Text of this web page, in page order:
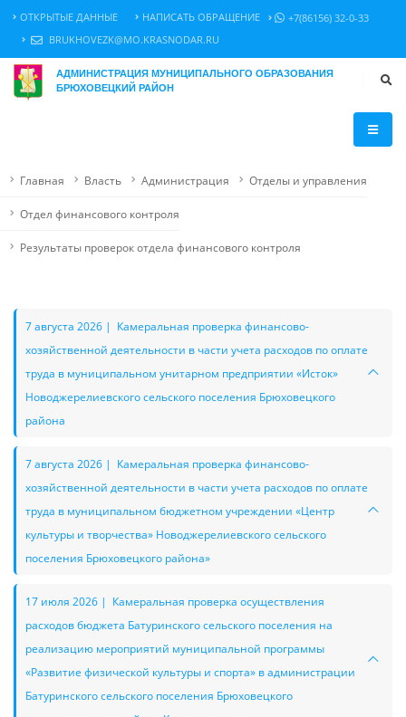
ОТКРЫТЫЕ ДАННЫЕ НАПИСАТЬ ОБРАЩЕНИЕ
+7(86156) 32-0-33
BRUKHOVEZK@MO.KRASNODAR.RU
АДМИНИСТРАЦИЯ МУНИЦИПАЛЬНОГО ОБРАЗОВАНИЯ
БРЮХОВЕЦКИЙ РАЙОН
Главная Власть Администрация Отделы и управления
Отдел финансового контроля
Результаты проверок отдела финансового контроля
7 августа 2026 | Камеральная проверка финансово-
хозяйственной деятельности в части учета расходов по оплате
труда в муниципальном унитарном предприятии «Исток»
Новоджерелиевского сельского поселения Брюховецкого
района
7 августа 2026 | Камеральная проверка финансово-
хозяйственной деятельности в части учета расходов по оплате
труда в муниципальном бюджетном учреждении «Центр
культуры и творчества» Новоджерелиевского сельского
поселения Брюховецкого района»
17 июля 2026 | Камеральная проверка осуществления
расходов бюджета Батуринского сельского поселения на
реализацию мероприятий муниципальной программы
«Развитие физической культуры и спорта» в администрации
Батуринского сельского поселения Брюховецкого